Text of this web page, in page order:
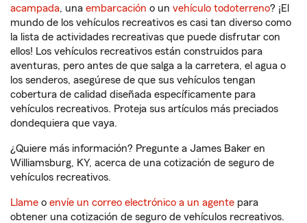
acampada, una embarcación o un vehículo todoterreno? ¡El
mundo de los vehículos recreativos es casi tan diverso como
la lista de actividades recreativas que puede disfrutar con
ellos! Los vehículos recreativos están construidos para
aventuras, pero antes de que salga a la carretera, el agua o
los senderos, asegúrese de que sus vehículos tengan
cobertura de calidad diseñada específicamente para
vehículos recreativos. Proteja sus artículos más preciados
dondequiera que vaya.
¿Quiere más información? Pregunte a James Baker en
Williamsburg, KY, acerca de una cotización de seguro de
vehículos recreativos.
Llame o envíe un correo electrónico a un agente para
obtener una cotización de seguro de vehículos recreativos.